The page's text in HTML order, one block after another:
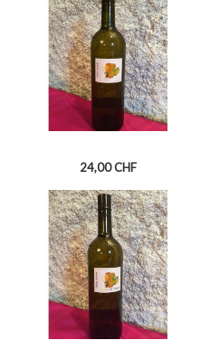
PETITE ARVINE DE FULLY
Prix
24,00 CHF